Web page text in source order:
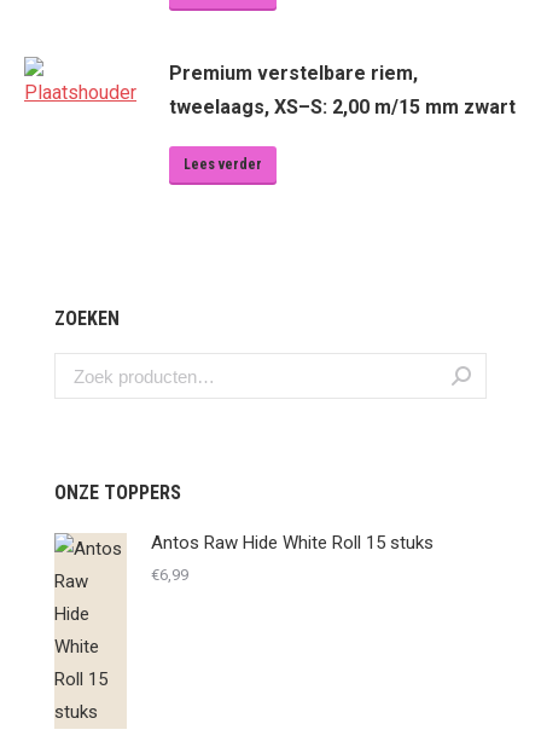
Premium verstelbare riem,
tweelaags, XS–S: 2,00 m/15 mm zwart
Lees verder
ZOEKEN
ONZE TOPPERS
Antos Raw Hide White Roll 15 stuks
€6,99